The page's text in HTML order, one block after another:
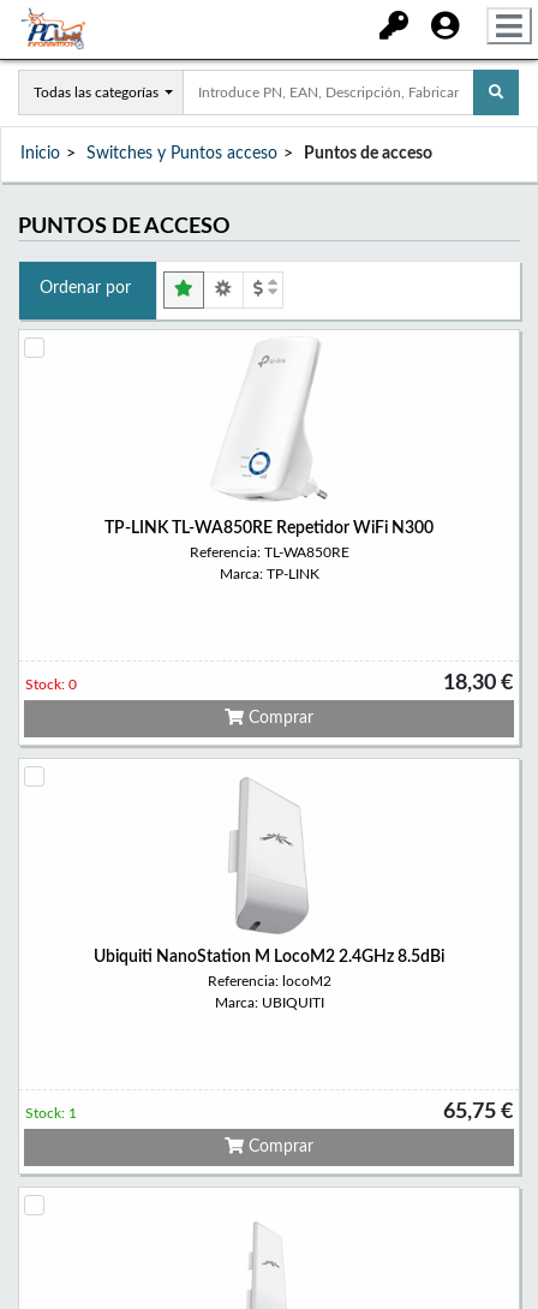
Todas las categorías
Inicio Switches y Puntos acceso Puntos de acceso
PUNTOS DE ACCESO
Ordenar por
TP-LINK TL-WA850RE Repetidor WiFi N300
Referencia: TL-WA850RE
Marca: TP-LINK
18,30 €
Stock: 0
Comprar
Ubiquiti NanoStation M LocoM2 2.4GHz 8.5dBi
Referencia: locoM2
Marca: UBIQUITI
65,75 €
Stock: 1
Comprar